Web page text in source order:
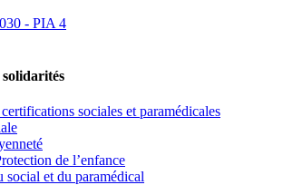
- PIA 4
solidarités
sociales et paramédicales
de l’enfance
social et du paramédical